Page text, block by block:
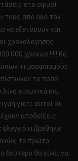
στο σφυρί
τους από όλο τον
να εξετάσουν και
χρονολόγησης
χρονών !!!!! θα
τι μορφασμούς
το ποσό
ειρωνικά και
γιατί αυτοί οι
αποδείξεις
ότι βρέθηκε
το πρώτο
δεύτερο θα είναι να